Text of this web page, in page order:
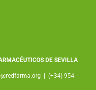
DE SEVILLA
(+34) 954